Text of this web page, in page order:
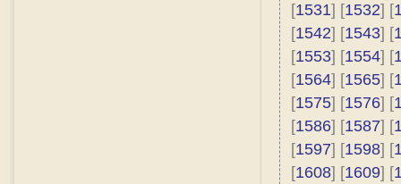
[1531] [1532] [
[1542] [1543] [
[1553] [1554] [
[1564] [1565] [
[1575] [1576] [
[1586] [1587] [
[1597] [1598] [
[1608] [1609] [